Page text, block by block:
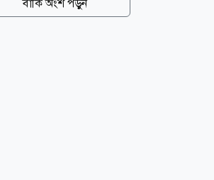
দিকে অনুষ্ঠিত হবে লিগ পর্বের ড্র। মূল
বাকি অংশ পড়ুন